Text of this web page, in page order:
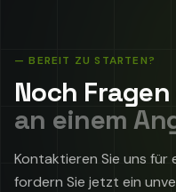
— BEREIT ZU STARTEN?
Noch
an einem
Kontaktieren Sie uns für
fordern Sie jetzt ein